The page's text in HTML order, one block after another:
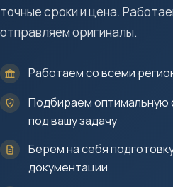
точные сроки и цена.
отправляем оригиналы.
Работаем со всеми
Подбираем оптимальную
под вашу задачу
Берем на себя
документации